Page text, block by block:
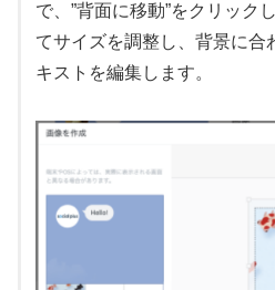
で、”背面に移動”をクリック
てサイズを調整し、背景に合
キストを編集します。